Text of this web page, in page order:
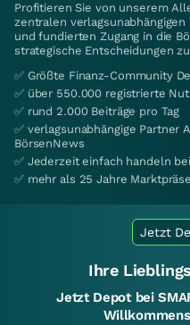
Profitieren Sie von unserem
zentralen
und fundierten Zugang in die
strategische Entscheidungen
✅ Größte Finanz-Community
✅ über 550.000 registrierte
✅ rund 2.000 Beiträge pro Tag
✅ verlagsunabhängige Partner
BörsenNews
✅ Jederzeit einfach handeln
✅ mehr als 25 Jahre
Jetzt
Ihre
Jetzt Depot bei